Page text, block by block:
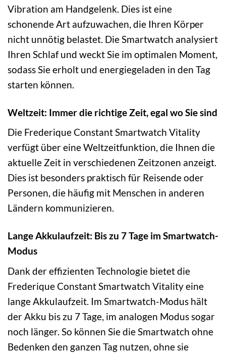
Vibration am Handgelenk. Dies ist eine
schonende Art aufzuwachen, die Ihren Körper
nicht unnötig belastet. Die Smartwatch analysiert
Ihren Schlaf und weckt Sie im optimalen Moment,
sodass Sie erholt und energiegeladen in den Tag
starten können.
Weltzeit: Immer die richtige Zeit, egal wo Sie sind
Die Frederique Constant Smartwatch Vitality
verfügt über eine Weltzeitfunktion, die Ihnen die
aktuelle Zeit in verschiedenen Zeitzonen anzeigt.
Dies ist besonders praktisch für Reisende oder
Personen, die häufig mit Menschen in anderen
Ländern kommunizieren.
Lange Akkulaufzeit: Bis zu 7 Tage im Smartwatch-
Modus
Dank der effizienten Technologie bietet die
Frederique Constant Smartwatch Vitality eine
lange Akkulaufzeit. Im Smartwatch-Modus hält
der Akku bis zu 7 Tage, im analogen Modus sogar
noch länger. So können Sie die Smartwatch ohne
Bedenken den ganzen Tag nutzen, ohne sie